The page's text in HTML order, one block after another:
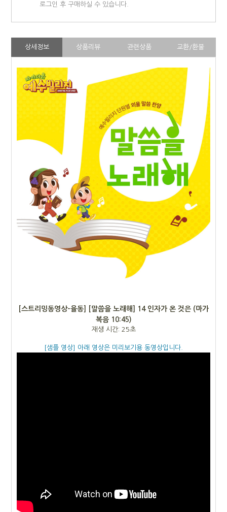
로그인 후 구매하실 수 있습니다.
상세정보 상품리뷰 관련상품 교환/환불
[스트리밍동영상-율동]
[말씀을 노래해] 14 인자가 온 것은 (마가
복음 10:45)
재생 시간: 25초
[샘플 영상] 아래 영상은 미리보기용 동영상입니다.